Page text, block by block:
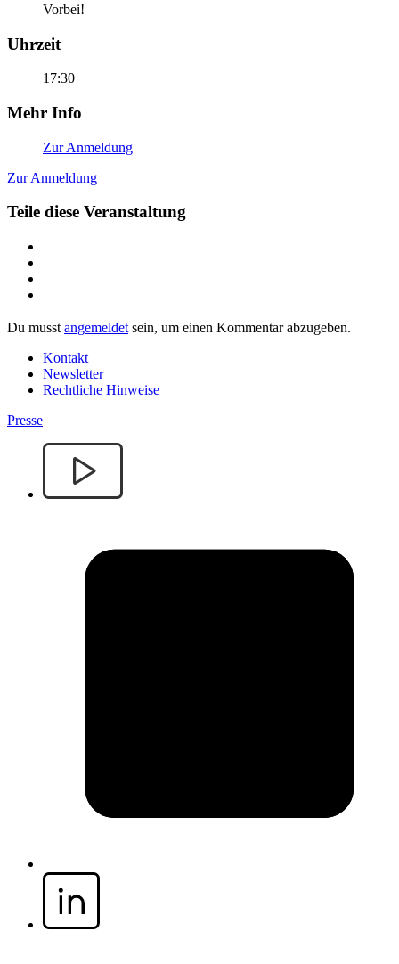
Vorbei!
Uhrzeit
17:30
Mehr Info
Zur Anmeldung
Zur Anmeldung
Teile diese Veranstaltung
Du musst angemeldet sein, um einen Kommentar abzugeben.
Kontakt
Newsletter
Rechtliche Hinweise
Presse